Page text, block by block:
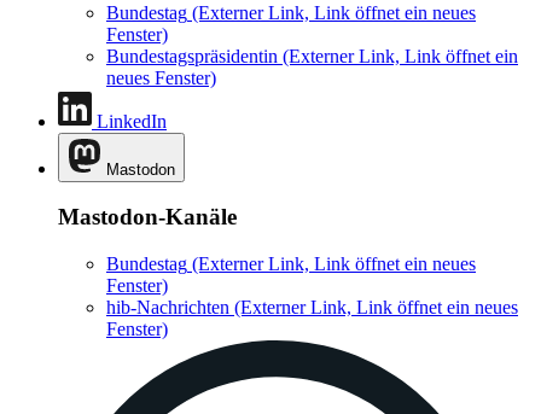
Bundestag (Externer Link, Link öffnet ein neues
Fenster)
Bundestagspräsidentin (Externer Link, Link öffnet ein
neues Fenster)
LinkedIn
Mastodon
Mastodon-Kanäle
Bundestag (Externer Link, Link öffnet ein neues
Fenster)
hib-Nachrichten (Externer Link, Link öffnet ein neues
Fenster)